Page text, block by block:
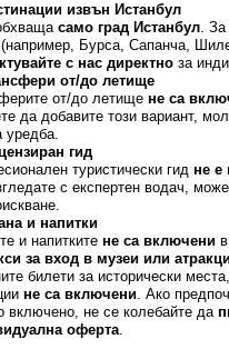
извън Истанбул
само град Истанбул. За
(например, Бурса, Сапанча,
с нас директно за
от/до летище
от/до летище не са
да добавите този вариант,
уредба.
гид
туристически гид не е
с експертен водач,
и напитки
и напитките не са включени
за вход в музеи или
билети за исторически
не са включени. Ако
включено, не се колебайте да
оферта.